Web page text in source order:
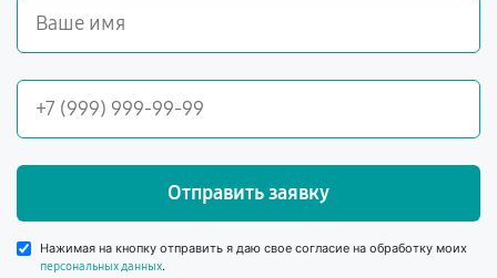
Отправить заявку
Нажимая на кнопку отправить я даю свое согласие на обработку моих
персональных данных.